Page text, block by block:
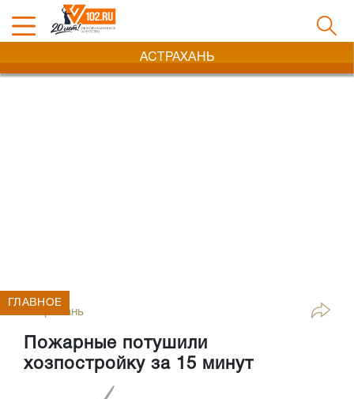
АСТРАХАНЬ
Астрахань
Пожарные потушили
хозпостройку за 15 минут
ГЛАВНОЕ